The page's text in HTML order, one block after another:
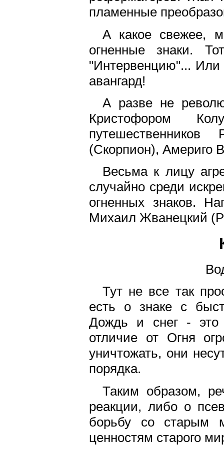
пламенные
А какое свежее,
огненные знаки.
"Интервенцию"... Или
авангард!
А разве не
Кристофором
(Скорпион), Америго
Весьма к лицу
случайно среди
огненных знаков.
Михаил Жванецкий
Тут не все так
есть о знаке с
Дождь и снег - это
отличие от Огня
уничтожать, они
порядка.
Таким образом,
реакции, либо о
борьбу со старым
ценностям старого